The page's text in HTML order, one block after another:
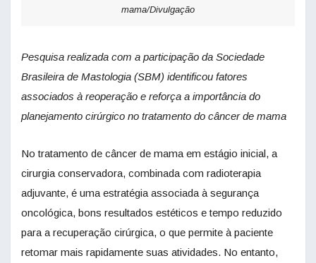
mama/Divulgação
Pesquisa realizada com a participação da Sociedade
Brasileira de Mastologia (SBM) identificou fatores
associados à reoperação e reforça a importância do
planejamento cirúrgico no tratamento do câncer de mama
No tratamento de câncer de mama em estágio inicial, a
cirurgia conservadora, combinada com radioterapia
adjuvante, é uma estratégia associada à segurança
oncológica, bons resultados estéticos e tempo reduzido
para a recuperação cirúrgica, o que permite à paciente
retomar mais rapidamente suas atividades. No entanto,